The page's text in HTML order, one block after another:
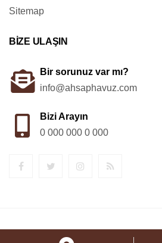
Sitemap
BİZE ULAŞIN
Bir sorunuz var mı?
info@ahsaphavuz.com
Bizi Arayın
0 000 000 0 000
© 2025. Tüm Hakları Saklıdır.